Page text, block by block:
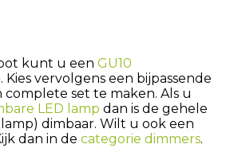
kunt u een GU10
Kies vervolgens een bijpassende
complete set te maken. Als u
LED lamp dan is de gehele
dimbaar. Wilt u ook een
dan in de categorie dimmers.